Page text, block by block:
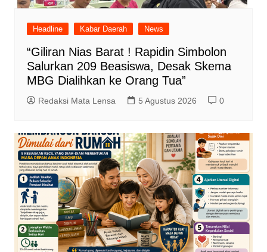
Headline Kabar Daerah News
“Giliran Nias Barat ! Rapidin Simbolon
Salurkan 209 Beasiswa, Desak Skema
MBG Dialihkan ke Orang Tua”
Redaksi Mata Lensa 5 Agustus 2026 0